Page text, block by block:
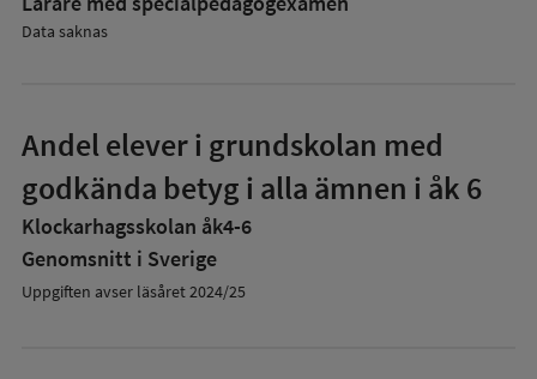
Data saknas
Andel elever i grundskolan med
godkända betyg i alla ämnen i åk 6
Klockarhagsskolan åk4-6
Genomsnitt i Sverige
Uppgiften avser läsåret 2024/25